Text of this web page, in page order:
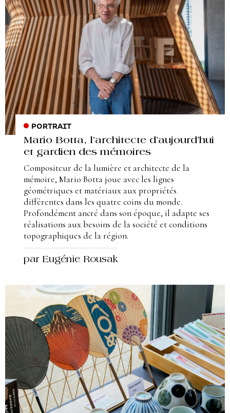
PORTRAIT
Mario Botta, l’architecte d’aujourd’hui
et gardien des mémoires
Compositeur de la lumière et architecte de la
mémoire, Mario Botta joue avec les lignes
géométriques et matériaux aux propriétés
différentes dans les quatre coins du monde.
Profondément ancré dans son époque, il adapte ses
réalisations aux besoins de la société et conditions
topographiques de la région.
par Eugénie Rousak